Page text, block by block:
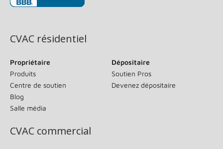
CVAC résidentiel
Propriétaire
Produits
Centre de soutien
Blog
Salle média
Dépositaire
Soutien Pros
Devenez dépositaire
CVAC commercial